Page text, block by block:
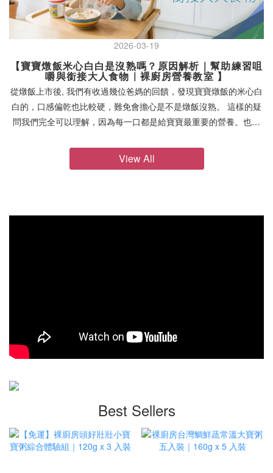
2026-03-19
【寶寶燉飯米心白白是沒熟嗎？原因解析｜幫助練習咀
嚼與銜接大人食物｜裸廚房營養教室 】
從燉飯上市後, 我們有收過幾位爸媽的回饋，發現寶寶燉飯的米心白
白的，口感偏乾也比較硬，難免會擔心是不是燉飯沒熟。 這樣的疑
問我們完全可以理解，因為每一口都是給寶寶最重要的營養。也因
品。✅ 米飯其實是完全煮熟的裸廚房的寶寶燉飯，並不是將生米混
合醬汁直接投入包裝內進行熱穿透，而是經過多一道處理：先將生
的。 因此可以放心，米粒並不是生的，也不是沒有煮熟，而是在特
其實可以用幾個簡單的方法來判斷米粒是否已經煮熟：用手指輕壓
將米粒輕輕壓一下，如果可以被壓扁、不會有碎裂感，代表已經熟
的，也不會有生硬或夾生的感覺。觀察整體質地 熟米的外層會是柔
廚房的燉飯口感這麼顆粒？有些爸媽會發現，裸廚房的寶寶燉飯很
像乾飯。 這其實是我們刻意設計的口感。 在熱穿透過程中，正常米
粒中的澱粉會進一步糊化，最後變成接近粥的狀態。但我們希望保
View All
Best Sellers